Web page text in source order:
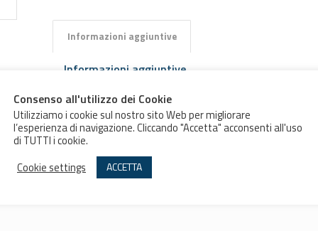
Informazioni aggiuntive
Informazioni aggiuntive
POSIZIONI
MANIPOLATORE
CON BLOCCO
EM2BF – 2 Posizioni Fisse, EM2BR – 2
Posizioni con ritorno
Consenso all'utilizzo dei Cookie
Utilizziamo i cookie sul nostro sito Web per migliorare
l’esperienza di navigazione. Cliccando "Accetta" acconsenti all'uso
di TUTTI i cookie.
Cookie settings
ACCETTA